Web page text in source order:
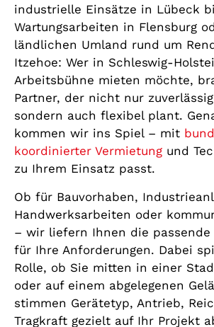
industrielle Einsätze in Lübeck
Wartungsarbeiten in Flensburg
ländlichen Umland rund um
Itzehoe: Wer in Schleswig-
Arbeitsbühne mieten möchte,
Partner, der nicht nur
sondern auch flexibel plant.
kommen wir ins Spiel – mit
koordinierter Vermietung und
zu Ihrem Einsatz passt.
Ob für Bauvorhaben,
Handwerksarbeiten oder
– wir liefern Ihnen die passende
für Ihre Anforderungen. Dabei
Rolle, ob Sie mitten in einer
oder auf einem abgelegenen
stimmen Gerätetyp, Antrieb,
Tragkraft gezielt auf Ihr Projekt